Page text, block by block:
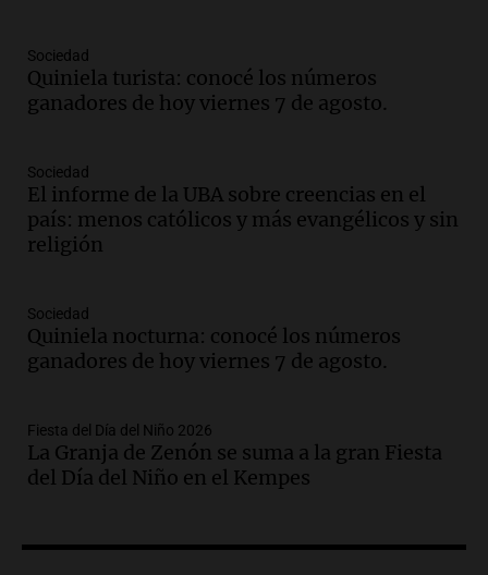
Audio.
Río Gallegos reporta frío extremo
y llega avión para escuelas de la décima
brigada aérea
Episodios
Audio. La justicia reconoce al COVID
como enfermedad laboral tras la muerte
de un docente
Audio. Aumento de tarifas de luz en San
Luis a partir de agosto por nueva
regulación de la energía
Episodios
Audio.Gabriela Irrazábal: “Un 35,5% de
la población del país fue a templos a
Episodios
Sociedad
Quiniela turista: conocé los números
ganadores de hoy viernes 7 de agosto.
Sociedad
El informe de la UBA sobre creencias en el
país: menos católicos y más evangélicos y sin
religión
Sociedad
Quiniela nocturna: conocé los números
ganadores de hoy viernes 7 de agosto.
Fiesta del Día del Niño 2026
La Granja de Zenón se suma a la gran Fiesta
del Día del Niño en el Kempes